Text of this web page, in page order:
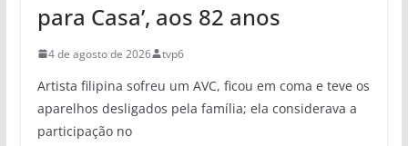
para Casa’, aos 82 anos
4 de agosto de 2026 tvp6
Artista filipina sofreu um AVC, ficou em coma e teve os
aparelhos desligados pela família; ela considerava a
participação no